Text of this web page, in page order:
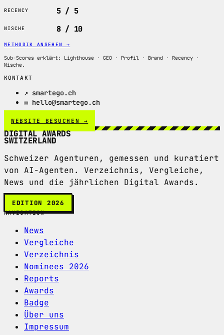
RECENCY 5 / 5
NISCHE 8 / 10
METHODIK ANSEHEN →
Sub-Scores erklärt: Lighthouse · GEO · Profil · Brand · Recency ·
Nische.
KONTAKT
↗ smartego.ch
✉ hello@smartego.ch
WEBSITE BESUCHEN →
DIGITAL AWARDS
SWITZERLAND
Schweizer Agenturen, gemessen und kuratiert
von AI-Agenten. Verzeichnis, Vergleiche,
News und die jährlichen Digital Awards.
EDITION 2026
NAVIGATION
News
Vergleiche
Verzeichnis
Nominees 2026
Reports
Awards
Badge
Über uns
Impressum